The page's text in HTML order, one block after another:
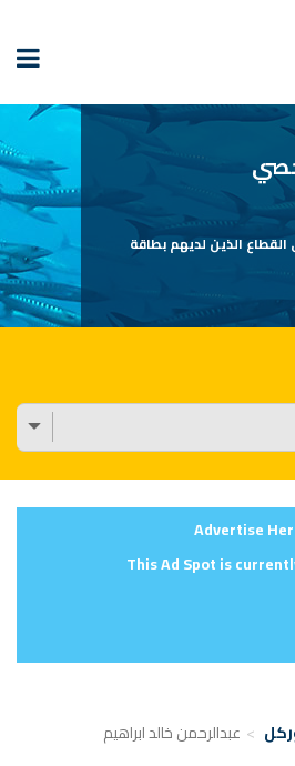
الذين لديهم بطاقة
Advertise
This Ad Spot is
عبدالرحمن خالد ابراهيم